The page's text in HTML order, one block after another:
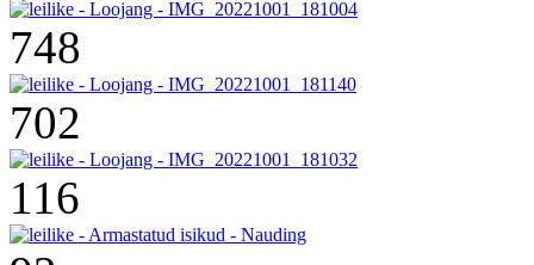
748
702
116